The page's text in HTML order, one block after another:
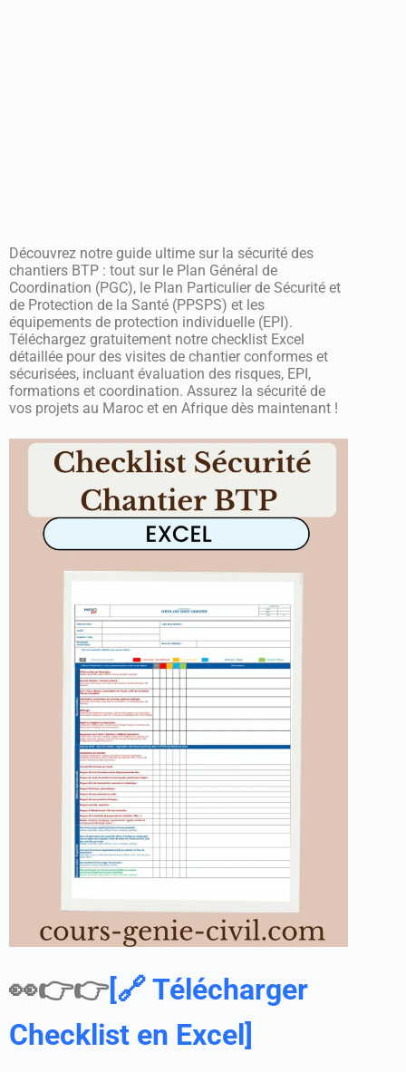
Découvrez notre guide ultime sur la sécurité des
chantiers BTP : tout sur le Plan Général de
Coordination (PGC), le Plan Particulier de Sécurité et
de Protection de la Santé (PPSPS) et les
équipements de protection individuelle (EPI).
Téléchargez gratuitement notre checklist Excel
détaillée pour des visites de chantier conformes et
sécurisées, incluant évaluation des risques, EPI,
formations et coordination. Assurez la sécurité de
vos projets au Maroc et en Afrique dès maintenant !
👀👉👉[🔗 Télécharger
Checklist en Excel]